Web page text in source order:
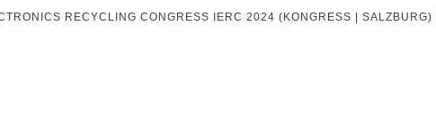
RECYCLING CONGRESS IERC 2024 (KONGRESS | SALZBURG)